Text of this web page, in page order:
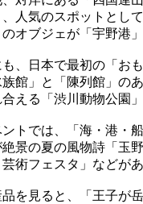
、人気のスポットとし
のオブジェが「宇野港
、日本で最初の「お
館」と「陳列館」の
える「渋川動物公園
トでは、「海・港・
絶景の夏の風物詩「玉
術フェスタ」などが
を見ると、「王子が